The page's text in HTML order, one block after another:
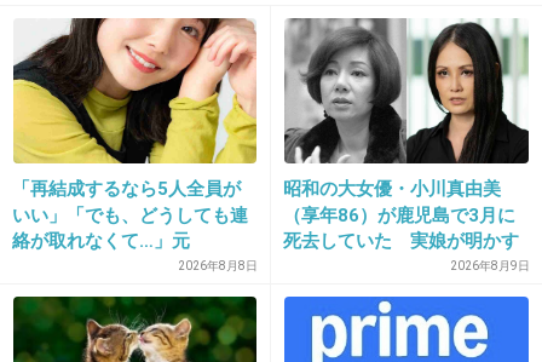
会いたい人に会いに行きたい！
+184 -0
18. 匿名2026/06/02(火) 14:32:59
旅行
海外は気力体力的に無理なので、国内で行って
みたかってけど行ってないところに行きたい
+61
「再結成するなら5人全員が
いい」「でも、どうしても連
絡が取れなくて…」元
ZONE・MIZUHO（38）が明
かす「19年ぶりに芸能界復
帰」した本当の理由
2026年8月8日
昭和の大女優・小川真由美
（享年86）が鹿児島で3月に
死去していた 実娘が明かす
「毒母」の素顔と空白の晩年
2026年8月9日